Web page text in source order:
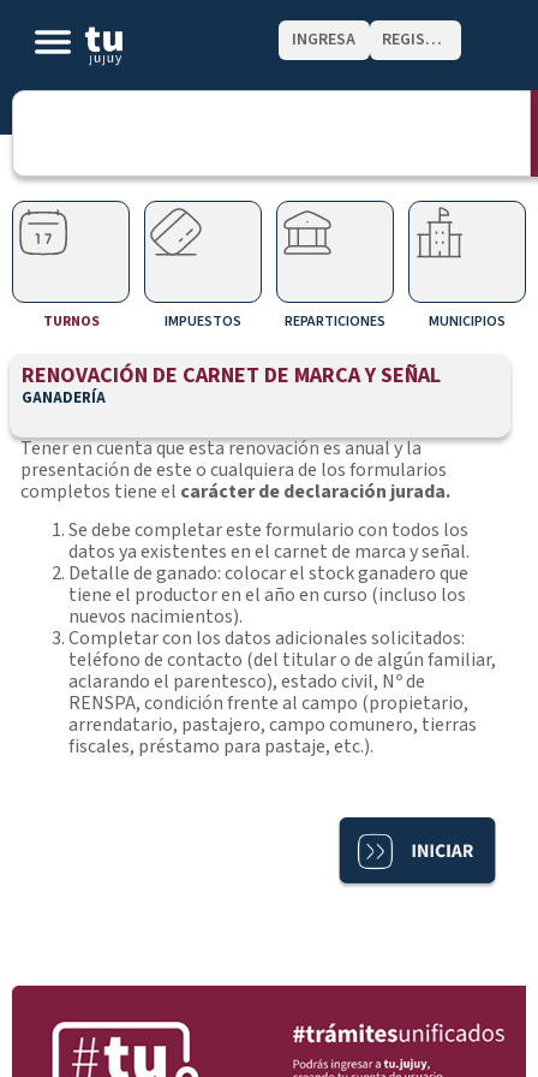
INGRESA REGISTRATE
TURNOS IMPUESTOS REPARTICIONES MUNICIPIOS
RENOVACIÓN DE CARNET DE MARCA Y SEÑAL
GANADERÍA
Tener en cuenta que esta renovación es anual y la
presentación de este o cualquiera de los formularios
completos tiene el carácter de declaración jurada.
Se debe completar este formulario con todos los
datos ya existentes en el carnet de marca y señal.
Detalle de ganado: colocar el stock ganadero que
tiene el productor en el año en curso (incluso los
nuevos nacimientos).
Completar con los datos adicionales solicitados:
teléfono de contacto (del titular o de algún familiar,
aclarando el parentesco), estado civil, Nº de
RENSPA, condición frente al campo (propietario,
arrendatario, pastajero, campo comunero, tierras
fiscales, préstamo para pastaje, etc.).